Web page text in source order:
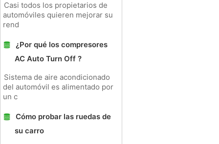
Casi todos los propietarios de
automóviles quieren mejorar su
rend
¿Por qué los compresores
AC Auto Turn Off ?
Sistema de aire acondicionado
del automóvil es alimentado por
un c
Cómo probar las ruedas de
su carro